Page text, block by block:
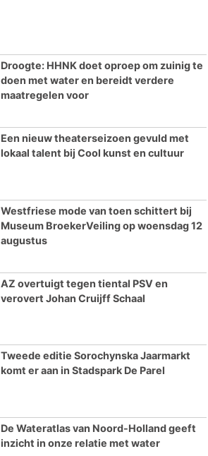
Droogte: HHNK doet oproep om zuinig te
doen met water en bereidt verdere
maatregelen voor
Een nieuw theaterseizoen gevuld met
lokaal talent bij Cool kunst en cultuur
Westfriese mode van toen schittert bij
Museum BroekerVeiling op woensdag 12
augustus
AZ overtuigt tegen tiental PSV en
verovert Johan Cruijff Schaal
Tweede editie Sorochynska Jaarmarkt
komt er aan in Stadspark De Parel
De Wateratlas van Noord-Holland geeft
inzicht in onze relatie met water